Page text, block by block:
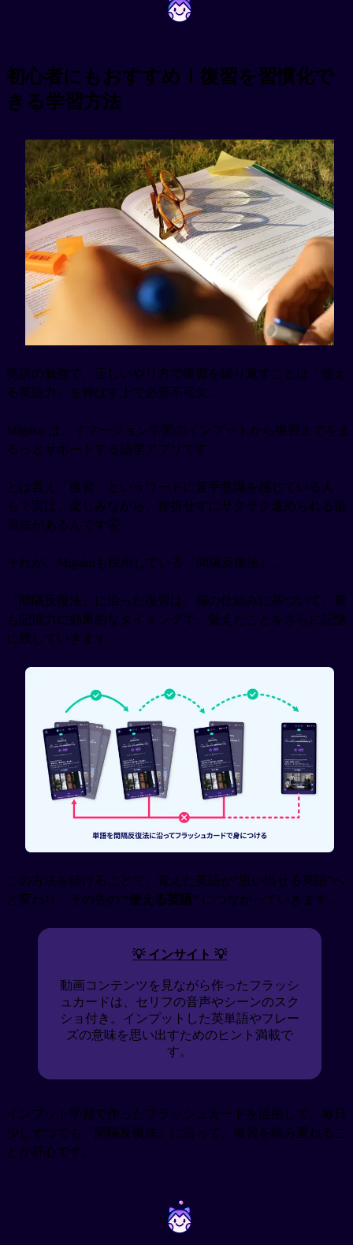
~ ~
初心者にもおすすめ！復習を習慣化で
きる学習方法
英語の勉強で、正しいやり方で復習を繰り返すことは「使え
る英語力」を伸ばす上で必要不可欠。
Migaku は、イマージョン学習のインプットから復習までをま
るっとサポートする語学アプリです。
とは言え「復習」というワードに苦手意識を感じている人
も？実は、楽しみながら、挫折せずにサクサク進められる復
習法があるんです🤫
それが、Migakuも採用している『間隔反復法』。
『間隔反復法』に沿った復習は、脳の仕組みに基づいて、最
も記憶力に効果的なタイミングで、覚えたことをさらに記憶
に残していきます。
この方法を続けることで、覚えた英語が“思い出せる英語”へ
と変わり、その先の “使える英語” につながっていきます。
💡 インサイト 💡
動画コンテンツを見ながら作ったフラッシ
ュカードは、セリフの音声やシーンのスク
ショ付き。インプットした英単語やフレー
ズの意味を思い出すためのヒント満載で
す。
インプット学習で作ったフラッシュカードを活用して、毎日
少しずつでも『間隔反復法』に沿って、復習を積み重ねるこ
とが肝心です。
~ ~